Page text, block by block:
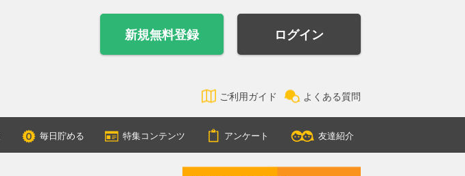
新規無料登録 ログイン
ご利用ガイド よくある質問
毎日貯める 特集コンテンツ アンケート 友達紹介